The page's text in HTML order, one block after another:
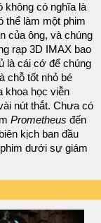
không có nghĩa là
thể làm một phim
của ông, và chúng
rạp 3D IMAX bao
là cái cớ để chúng
chỗ tốt nhỏ bé
khoa học viễn
nút thắt. Chưa có
Prometheus đến
kịch ban đầu
dưới sự giám